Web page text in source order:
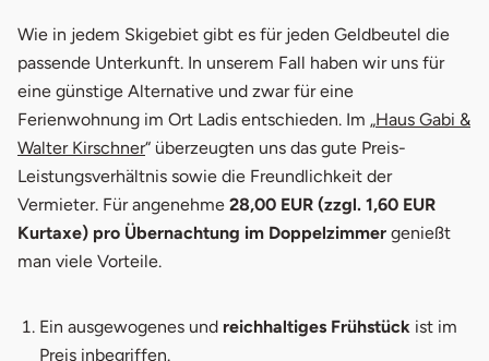
Wie in jedem Skigebiet gibt es für jeden Geldbeutel die
passende Unterkunft. In unserem Fall haben wir uns für
eine günstige Alternative und zwar für eine
Ferienwohnung im Ort Ladis entschieden. Im „Haus Gabi &
Walter Kirschner“ überzeugten uns das gute Preis-
Leistungsverhältnis sowie die Freundlichkeit der
Vermieter. Für angenehme 28,00 EUR (zzgl. 1,60 EUR
Kurtaxe) pro Übernachtung im Doppelzimmer genießt
man viele Vorteile.
Ein ausgewogenes und reichhaltiges Frühstück ist im
Preis inbegriffen.